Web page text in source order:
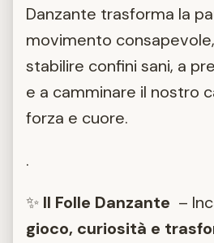
Danzante trasforma la
movimento
stabilire confini sani, a
e a camminare il nostro
forza e cuore.
.
✨ Il Folle Danzante –
gioco, curiosità e